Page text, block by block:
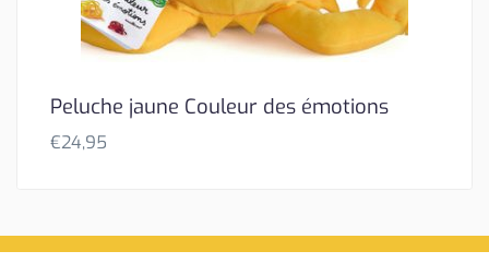
Peluche jaune Couleur des émotions
€24,95